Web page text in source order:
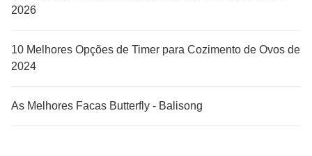
2026
10 Melhores Opções de Timer para Cozimento de Ovos de
2024
As Melhores Facas Butterfly - Balisong